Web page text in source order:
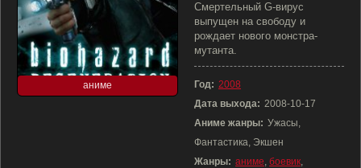
аниме
Смертельный G-вирус
выпущен на свободу и
рождает нового монстра-
мутанта.
Год: 2008
Дата выхода: 2008-10-17
Аниме жанры: Ужасы,
Фантастика, Экшен
Жанры: аниме, боевик,